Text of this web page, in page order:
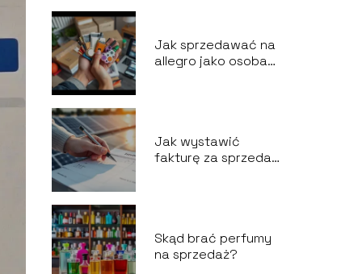
Jak sprzedawać na
allegro jako osoba
Jak wystawić
fakturę za sprzedaż
Skąd brać perfumy
na sprzedaż?